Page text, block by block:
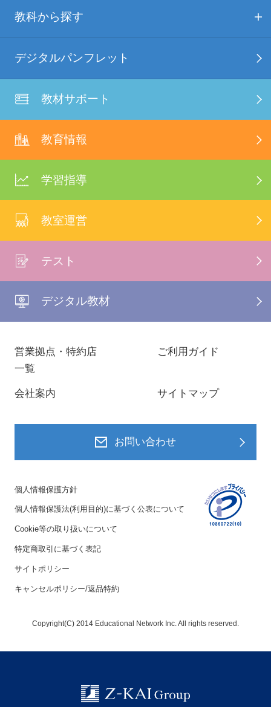
教科から探す
デジタルパンフレット
教材サポート
教育情報
学習指導
教室運営
テスト
デジタル教材
営業拠点・特約店
一覧
ご利用ガイド
会社案内 サイトマップ
お問い合わせ
個人情報保護方針
個人情報保護法(利用目的)に基づく公表について
Cookie等の取り扱いについて
特定商取引に基づく表記
サイトポリシー
キャンセルポリシー/返品特約
Copyright(C) 2014 Educational Network Inc. All rights reserved.